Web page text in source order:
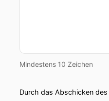
00:01:02: Stunde hat
vorhersagen, wie
Mindestens 10 Zeichen
Durch das Abschicken